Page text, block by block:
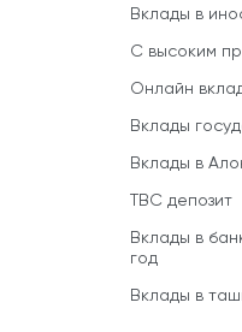
Вклады в
С высоким
Онлайн
Вклады
Вклады в
TBC депозит
Вклады в
год
Вклады в